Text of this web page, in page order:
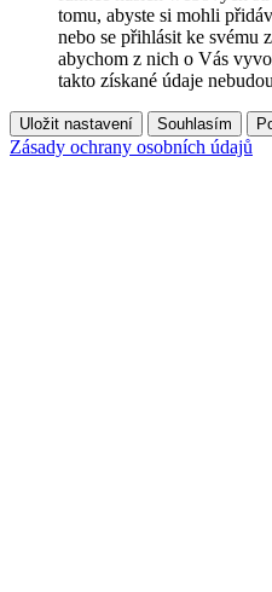
tomu, abyste si mohli
nebo se přihlásit ke svému
abychom z nich o Vás
takto získané údaje
Uložit nastavení Souhlasím
Zásady ochrany osobních údajů